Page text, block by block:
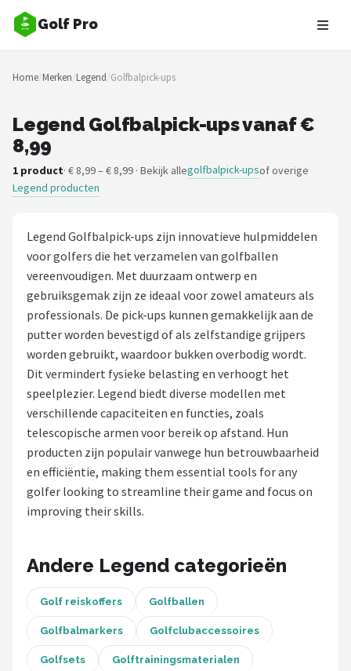
Golf Pro
Zoeken
NAVIGATIE
Merken
Blog
Toernooien
Golfsets
Drivers
Putters
Golfschoenen
Shop
Func Factory
Footjoy
Livano
Nivard
Home/Merken/Legend/Golfbalpick-ups
Legend Golfbalpick-ups vanaf €
8,99
1 product· € 8,99 – € 8,99 · Bekijk allegolfbalpick-upsof overige
Legend producten
Legend Golfbalpick-ups zijn innovatieve hulpmiddelen
voor golfers die het verzamelen van golfballen
vereenvoudigen. Met duurzaam ontwerp en
gebruiksgemak zijn ze ideaal voor zowel amateurs als
professionals. De pick-ups kunnen gemakkelijk aan de
putter worden bevestigd of als zelfstandige grijpers
worden gebruikt, waardoor bukken overbodig wordt.
Dit vermindert fysieke belasting en verhoogt het
speelplezier. Legend biedt diverse modellen met
verschillende capaciteiten en functies, zoals
telescopische armen voor bereik op afstand. Hun
producten zijn populair vanwege hun betrouwbaarheid
en efficiëntie, making them essential tools for any
golfer looking to streamline their game and focus on
improving their skills.
Andere Legend categorieën
Golf reiskoffers Golfballen
Golfbalmarkers Golfclubaccessoires
Golfsets Golftrainingsmaterialen